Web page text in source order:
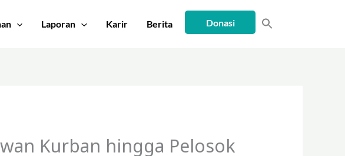
Laporan Karir Berita Donasi
Kurban hingga Pelosok